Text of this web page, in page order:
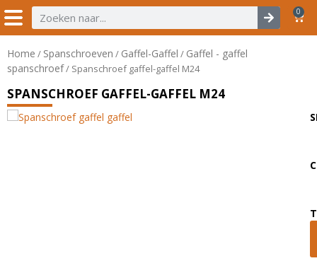
0
Home / Spanschroeven / Gaffel-Gaffel / Gaffel - gaffel
spanschroef/ Spanschroef gaffel-gaffel M24
SPANSCHROEF GAFFEL-GAFFEL M24